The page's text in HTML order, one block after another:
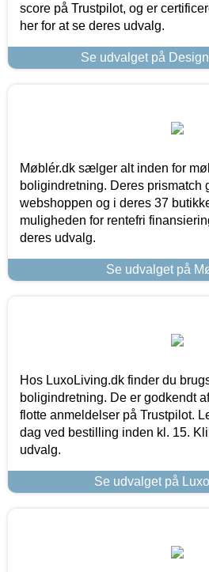
score på Trustpilot, og er
her for at se deres udvalg.
Se udvalget på
Møblér.dk sælger alt inden for
boligindretning. Deres prismatch
webshoppen og i deres 37
muligheden for rentefri
deres udvalg.
Se udvalget på
Hos LuxoLiving.dk finder du
boligindretning. De er godkendt
flotte anmeldelser på Trustpilot.
dag ved bestilling inden kl. 15.
udvalg.
Se udvalget på